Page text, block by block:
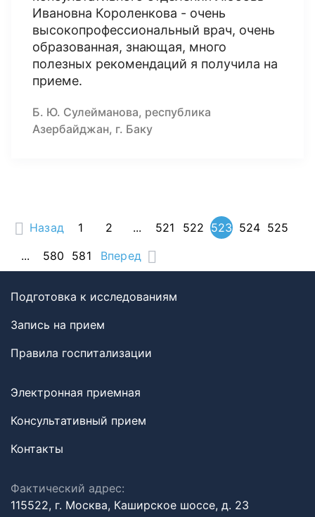
Ивановна Короленкова - очень
высокопрофессиональный врач, очень
образованная, знающая, много
полезных рекомендаций я получила на
приеме.
Б. Ю. Сулейманова, республика
Азербайджан, г. Баку
Назад 1 2 ... 521 522 523 524 525
...
580 581 Вперед
Подготовка к исследованиям
Запись на прием
Правила госпитализации
Электронная приемная
Консультативный прием
Контакты
Фактический адрес:
115522, г. Москва, Каширское шоссе, д. 23